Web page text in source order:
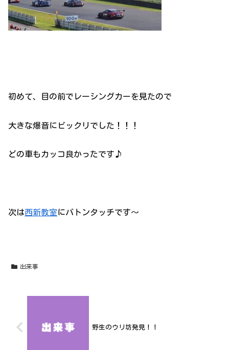
初めて、目の前でレーシングカーを見たので
大きな爆音にビックリでした！！！
どの車もカッコ良かったです♪
次は西新教室にバトンタッチです～
出来事
野生のウリ坊発見！！